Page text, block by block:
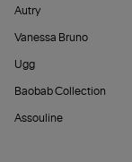
Autry
Vanessa Bruno
Ugg
Baobab Collection
Assouline